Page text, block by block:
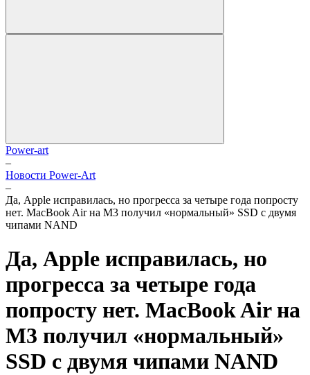
Power-art
–
Новости Power-Art
–
Да, Apple исправилась, но прогресса за четыре года попросту
нет. MacBook Air на M3 получил «нормальный» SSD с двумя
чипами NAND
Да, Apple исправилась, но
прогресса за четыре года
попросту нет. MacBook Air на
M3 получил «нормальный»
SSD с двумя чипами NAND